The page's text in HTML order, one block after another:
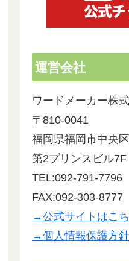
リーフレットの制作でお世話に
開業間もないため、できるだけ
かったので自分で文章やデザイ
と試みたものの時間ばかり過ぎ
ではいつまでかかるかわからな
りあっても素人が作るには限界
き、ネットで様々な業者さんを
ワードメーカーさんにたどり着
カフェモカ
2022-10-19
運営会社
ワードメーカー株
〒810-0041
福岡県福岡市中央
第2プリンスビル7F
TEL:092-791-7796
FAX:092-303-8777
→公式サイトはこ
→個人情報保護方針